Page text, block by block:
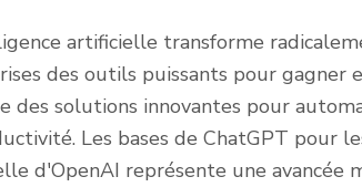
artificielle transforme
des outils puissants pour gagner
des solutions innovantes pour
Les bases de ChatGPT pour
d'OpenAI représente une avancée